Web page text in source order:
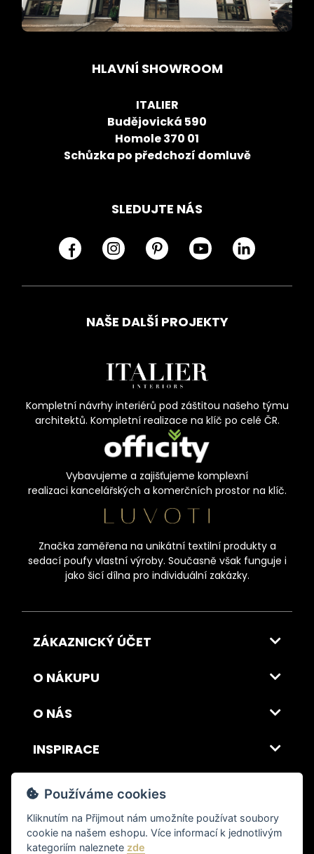
HLAVNÍ SHOWROOM
ITALIER
Budějovická 590
Homole 370 01
Schůzka po předchozí domluvě
SLEDUJTE NÁS
NAŠE DALŠÍ PROJEKTY
Kompletní návrhy interiérů pod záštitou našeho týmu
architektů. Kompletní realizace na klíč po celé ČR.
Vybavujeme a zajišťujeme komplexní
realizaci kancelářských a komerčních prostor na klíč.
Značka zaměřena na unikátní textilní produkty a
sedací poufy vlastní výroby. Současně však funguje i
jako šicí dílna pro individuální zakázky.
ZÁKAZNICKÝ ÚČET
O NÁKUPU
O NÁS
INSPIRACE
DOPRAVA A PLATBA
© 2026 ITALSKY INTERIER s.r.o. Vytvořilo INIZIO Internet Media s.r.o.|
nastavení cookies
Používáme cookies
Kliknutím na Přijmout nám umožníte používat soubory
cookie na našem eshopu. Více informací k jednotlivým
kategoriím naleznete zde